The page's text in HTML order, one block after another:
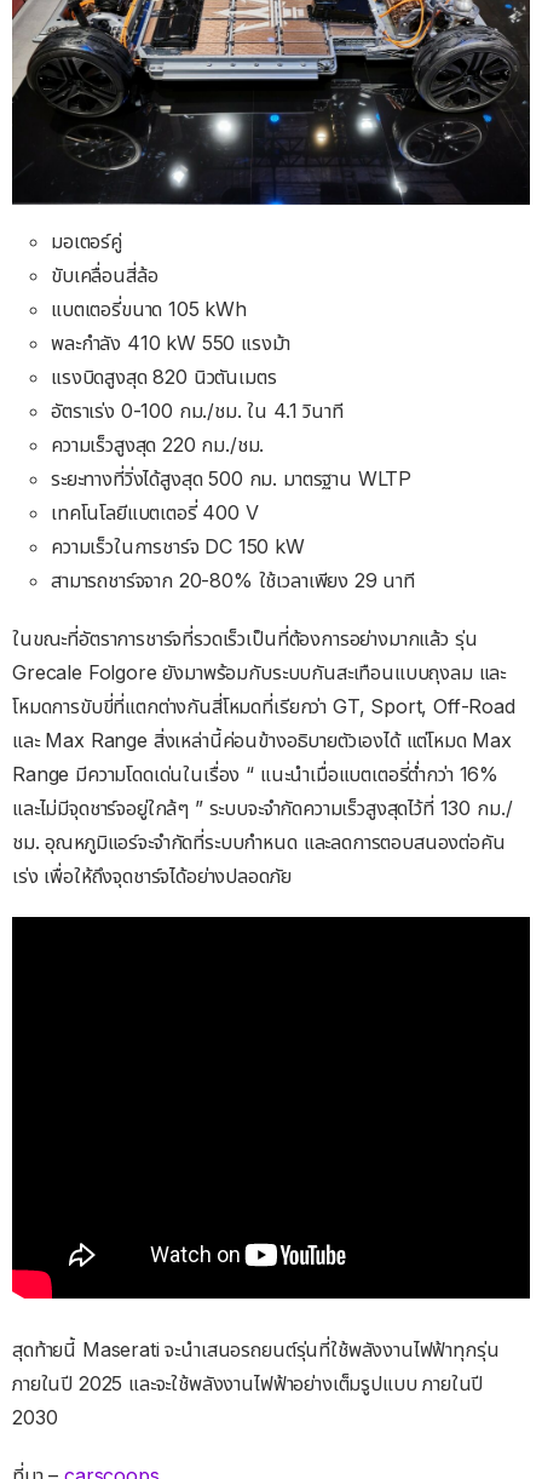
มอเตอร์คู่
ขับเคลื่อนสี่ล้อ
แบตเตอรี่ขนาด 105 kWh
พละกำลัง 410 kW 550 แรงม้า
แรงบิดสูงสุด 820 นิวตันเมตร
อัตราเร่ง 0-100 กม./ชม. ใน 4.1 วินาที
ความเร็วสูงสุด 220 กม./ชม.
ระยะทางที่วิ่งได้สูงสุด 500 กม. มาตรฐาน WLTP
เทคโนโลยีแบตเตอรี่ 400 V
ความเร็วในการชาร์จ DC 150 kW
สามารถชาร์จจาก 20-80% ใช้เวลาเพียง 29 นาที
ในขณะที่อัตราการชาร์จที่รวดเร็วเป็นที่ต้องการอย่างมากแล้ว รุ่น
Grecale Folgore ยังมาพร้อมกับระบบกันสะเทือนแบบถุงลม และ
โหมดการขับขี่ที่แตกต่างกันสี่โหมดที่เรียกว่า GT, Sport, Off-Road
และ Max Range สิ่งเหล่านี้ค่อนข้างอธิบายตัวเองได้ แต่โหมด Max
Range มีความโดดเด่นในเรื่อง “ แนะนําเมื่อแบตเตอรี่ต่ำกว่า 16%
และไม่มีจุดชาร์จอยู่ใกล้ๆ ” ระบบจะจํากัดความเร็วสูงสุดไว้ที่ 130 กม./
ชม. อุณหภูมิแอร์จะจำกัดที่ระบบกำหนด และลดการตอบสนองต่อคัน
เร่ง เพื่อให้ถึงจุดชาร์จได้อย่างปลอดภัย
สุดท้ายนี้ Maserati จะนำเสนอรถยนต์รุ่นที่ใช้พลังงานไฟฟ้าทุกรุ่น
ภายในปี 2025 และจะใช้พลังงานไฟฟ้าอย่างเต็มรูปแบบ ภายในปี
2030